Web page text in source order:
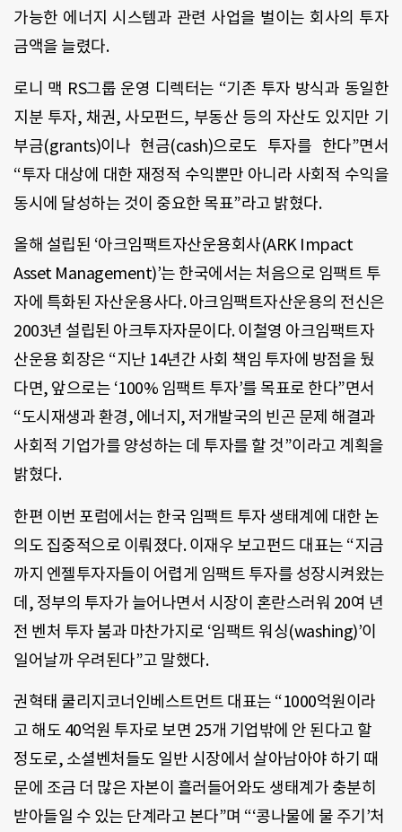
가능한 에너지 시스템과 관련 사업을 벌이는 회사의 투자
금액을 늘렸다.
로니 맥 RS그룹 운영 디렉터는 “기존 투자 방식과 동일한
지분 투자, 채권, 사모펀드, 부동산 등의 자산도 있지만 기
부금(grants)이나 현금(cash)으로도 투자를 한다”면서
“투자 대상에 대한 재정적 수익뿐만 아니라 사회적 수익을
동시에 달성하는 것이 중요한 목표”라고 밝혔다.
올해 설립된 ‘아크임팩트자산운용회사(ARK Impact
Asset Management)’는 한국에서는 처음으로 임팩트 투
자에 특화된 자산운용사다. 아크임팩트자산운용의 전신은
2003년 설립된 아크투자자문이다. 이철영 아크임팩트자
산운용 회장은 “지난 14년간 사회 책임 투자에 방점을 뒀
다면, 앞으로는 ‘100% 임팩트 투자’를 목표로 한다”면서
“도시재생과 환경, 에너지, 저개발국의 빈곤 문제 해결과
사회적 기업가를 양성하는 데 투자를 할 것”이라고 계획을
밝혔다.
한편 이번 포럼에서는 한국 임팩트 투자 생태계에 대한 논
의도 집중적으로 이뤄졌다. 이재우 보고펀드 대표는 “지금
까지 엔젤투자자들이 어렵게 임팩트 투자를 성장시켜왔는
데, 정부의 투자가 늘어나면서 시장이 혼란스러워 20여 년
전 벤처 투자 붐과 마찬가지로 ‘임팩트 워싱(washing)’이
일어날까 우려된다”고 말했다.
권혁태 쿨리지코너인베스트먼트 대표는 “1000억원이라
고 해도 40억원 투자로 보면 25개 기업밖에 안 된다고 할
정도로, 소셜벤처들도 일반 시장에서 살아남아야 하기 때
문에 조금 더 많은 자본이 흘러들어와도 생태계가 충분히
받아들일 수 있는 단계라고 본다”며 “‘콩나물에 물 주기’처